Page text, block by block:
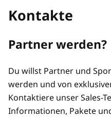
Kontakte
Partner werden?
Du willst Partner und
werden und von
Kontaktiere unser Sales-
Informationen, Pakete